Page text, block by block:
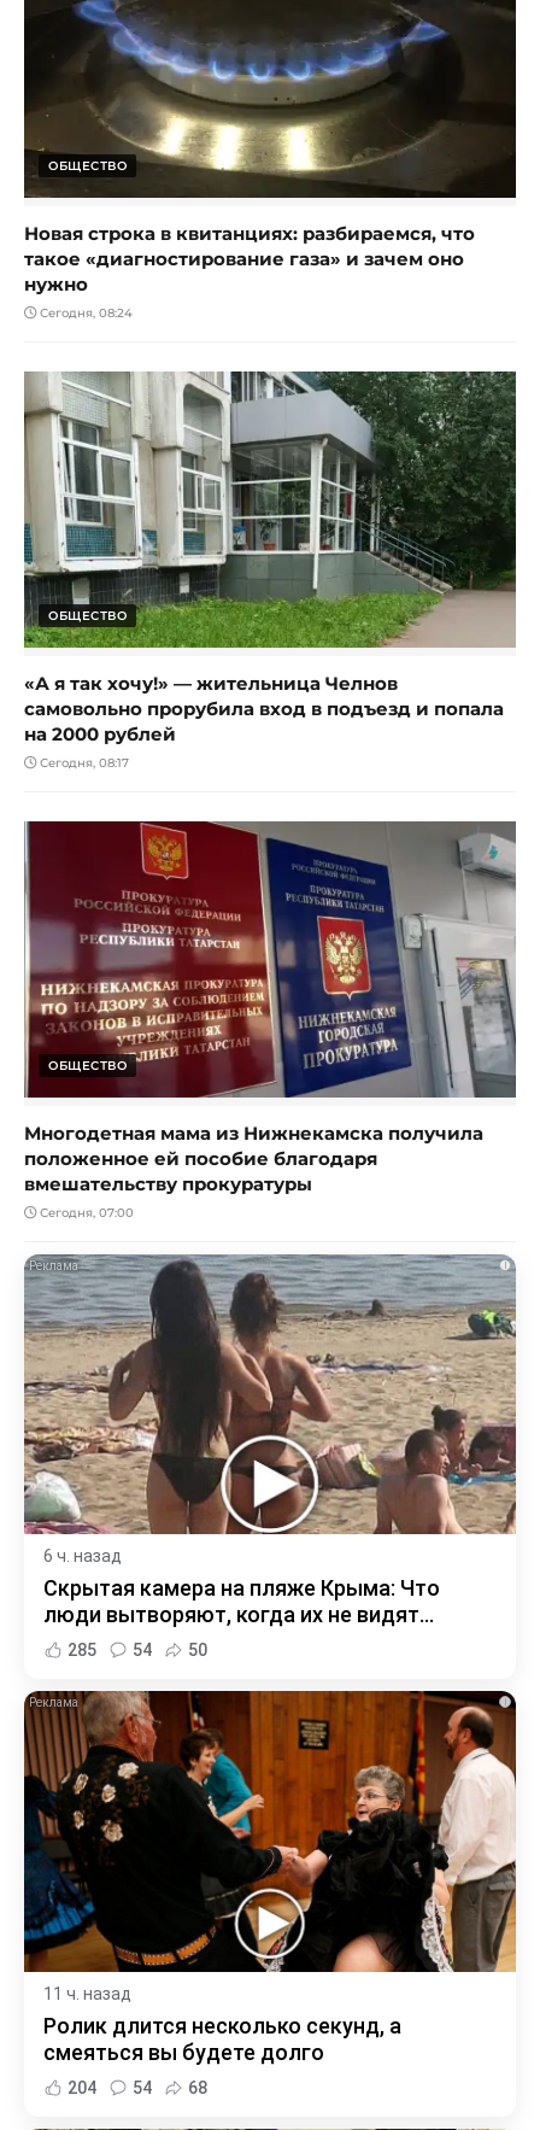
ОБЩЕСТВО
Новая строка в квитанциях: разбираемся, что
такое «диагностирование газа» и зачем оно
нужно
Сегодня, 08:24
ОБЩЕСТВО
«А я так хочу!» — жительница Челнов
самовольно прорубила вход в подъезд и попала
на 2000 рублей
Сегодня, 08:17
ОБЩЕСТВО
Многодетная мама из Нижнекамска получила
положенное ей пособие благодаря
вмешательству прокуратуры
Сегодня, 07:00
i
6 ч. назад
Скрытая камера на пляже Крыма: Что
люди вытворяют, когда их не видят...
285 54 50
i
11 ч. назад
Ролик длится несколько секунд, а
смеяться вы будете долго
204 54 68